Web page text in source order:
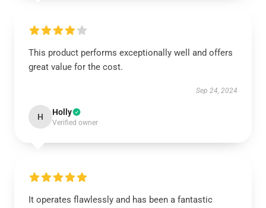
This product performs exceptionally well and offers
great value for the cost.
Sep 24, 2024
H Holly
Verified owner
It operates flawlessly and has been a fantastic